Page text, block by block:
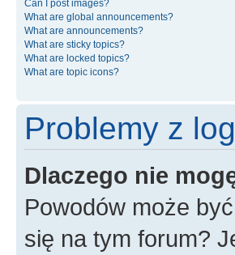
Can I post images?
What are global announcements?
What are announcements?
What are sticky topics?
What are locked topics?
What are topic icons?
Problemy z
Dlaczego nie
Powodów może
się na tym forum?